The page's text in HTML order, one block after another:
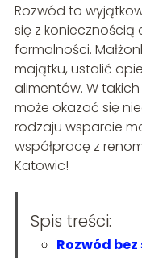
Rozwód to
się z koniecznością
formalności.
majątku, ustalić
alimentów. W
może okazać się
rodzaju wsparcie
współpracę z
Katowic!
Spis treści:
Rozwód